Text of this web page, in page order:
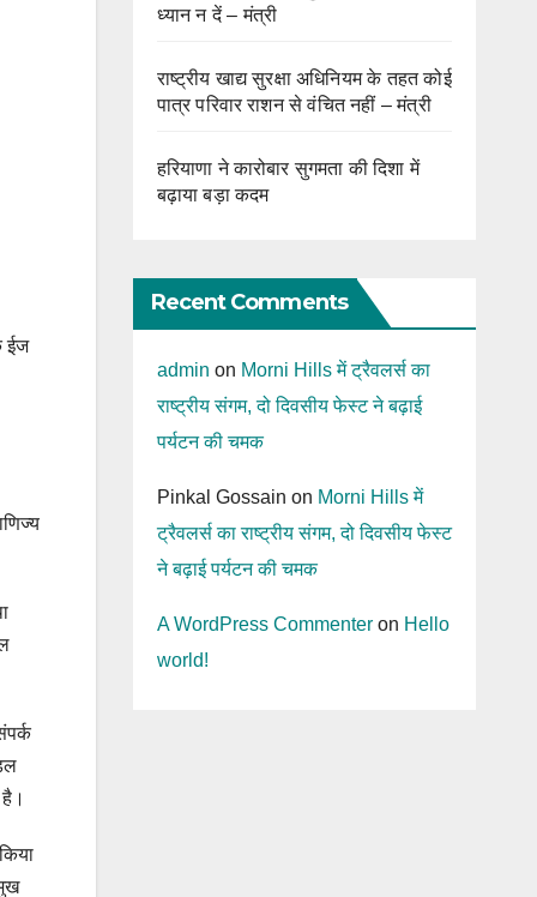
ईज
ध्यान न दें – मंत्री
राष्ट्रीय खाद्य सुरक्षा अधिनियम के तहत कोई
पात्र परिवार राशन से वंचित नहीं – मंत्री
हरियाणा ने कारोबार सुगमता की दिशा में
बढ़ाया बड़ा कदम
Recent Comments
admin on Morni Hills में ट्रैवलर्स का
राष्ट्रीय संगम, दो दिवसीय फेस्ट ने बढ़ाई
पर्यटन की चमक
Pinkal Gossain on Morni Hills में
ट्रैवलर्स का राष्ट्रीय संगम, दो दिवसीय फेस्ट
ने बढ़ाई पर्यटन की चमक
A WordPress Commenteron Hello
world!